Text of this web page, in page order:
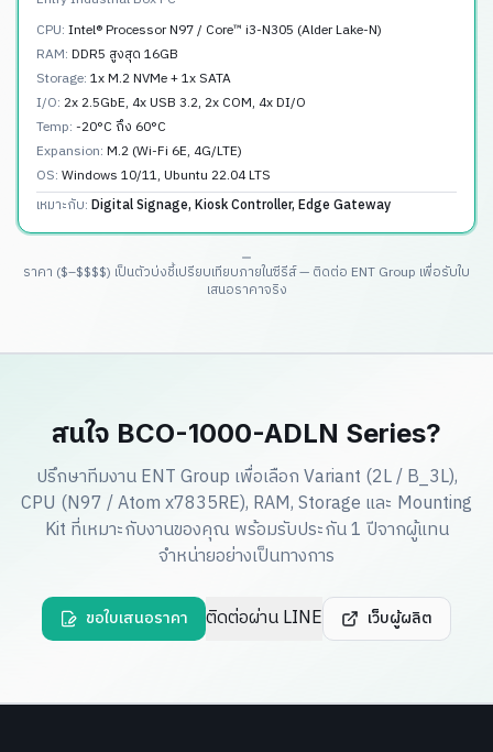
CPU: Intel® Processor N97 / Core™ i3-N305 (Alder Lake-N)
RAM: DDR5 สูงสุด 16GB
Storage: 1x M.2 NVMe + 1x SATA
I/O: 2x 2.5GbE, 4x USB 3.2, 2x COM, 4x DI/O
Temp: -20°C ถึง 60°C
Expansion: M.2 (Wi-Fi 6E, 4G/LTE)
OS: Windows 10/11, Ubuntu 22.04 LTS
เหมาะกับ: Digital Signage, Kiosk Controller, Edge Gateway
ราคา ($–$$$$) เป็นตัวบ่งชี้เปรียบเทียบภายในซีรีส์ — ติดต่อ ENT Group เพื่อรับใบ
เสนอราคาจริง
สนใจ BCO-1000-ADLN Series?
ปรึกษาทีมงาน ENT Group เพื่อเลือก Variant (2L / B_3L),
CPU (N97 / Atom x7835RE), RAM, Storage และ Mounting
Kit ที่เหมาะกับงานของคุณ พร้อมรับประกัน 1 ปีจากผู้แทน
จำหน่ายอย่างเป็นทางการ
ขอใบเสนอราคา ติดต่อผ่าน LINE เว็บผู้ผลิต